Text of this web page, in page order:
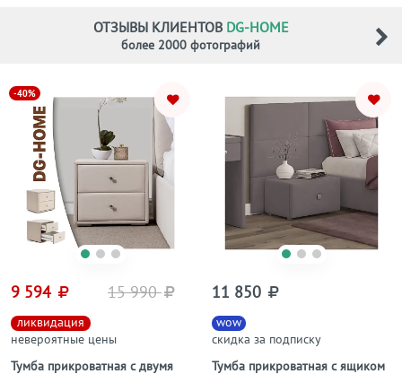
ОТЗЫВЫ КЛИЕНТОВ DG-HOME
более 2000 фотографий
-40%
Тумба прикроватная с двумя
ликвидация
невероятные цены
9 594 15 990
Тумба прикроватная с ящиком
wow
скидка за подписку
11 850